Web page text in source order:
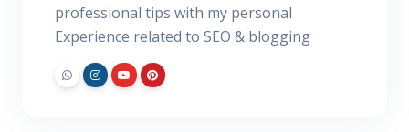
professional tips with my personal
Experience related to SEO & blogging